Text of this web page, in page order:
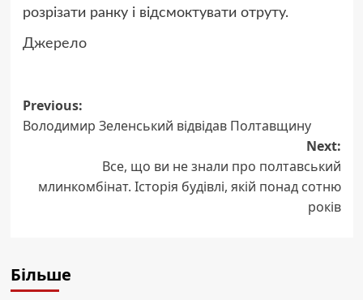
розрізати ранку і відсмоктувати отруту.
Джерело
Post
navigation
Previous:
Володимир Зеленський відвідав Полтавщину
Next:
Все, що ви не знали про полтавський
млинкомбінат. Історія будівлі, якій понад сотню
років
Більше